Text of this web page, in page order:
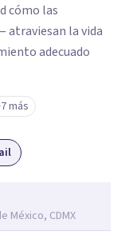
cómo las
la vida
adecuado
más
México, CDMX